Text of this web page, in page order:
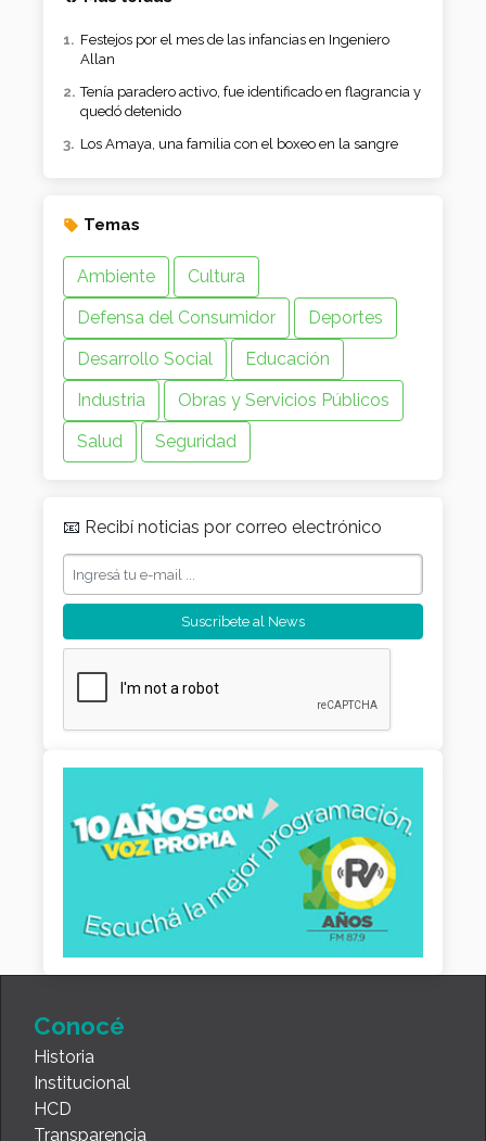
Festejos por el mes de las infancias en Ingeniero
Allan
Tenía paradero activo, fue identificado en flagrancia y
quedó detenido
Los Amaya, una familia con el boxeo en la sangre
Temas
Ambiente
Cultura
Defensa del Consumidor
Deportes
Desarrollo Social
Educación
Industria
Obras y Servicios Públicos
Salud
Seguridad
📧 Recibí noticias por correo electrónico
Conocé
Historia
Institucional
HCD
Transparencia